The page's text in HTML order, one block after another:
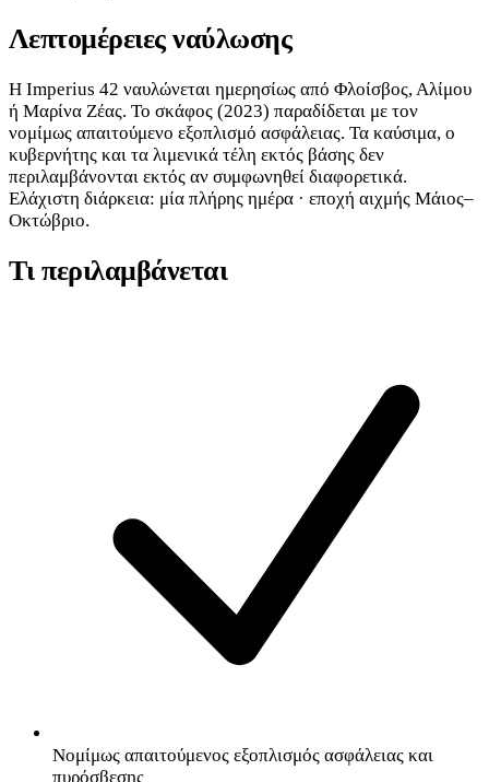
Λεπτομέρειες ναύλωσης
Η Imperius 42 ναυλώνεται ημερησίως από Φλοίσβος, Αλίμου
ή Μαρίνα Ζέας. Το σκάφος (2023) παραδίδεται με τον
νομίμως απαιτούμενο εξοπλισμό ασφάλειας. Τα καύσιμα, ο
κυβερνήτης και τα λιμενικά τέλη εκτός βάσης δεν
περιλαμβάνονται εκτός αν συμφωνηθεί διαφορετικά.
Ελάχιστη διάρκεια: μία πλήρης ημέρα · εποχή αιχμής Μάιος–
Οκτώβριο.
Τι περιλαμβάνεται
Νομίμως απαιτούμενος εξοπλισμός ασφάλειας και
πυρόσβεσης